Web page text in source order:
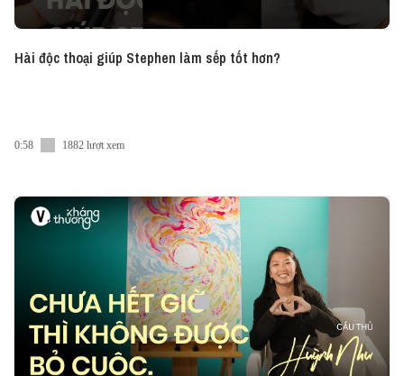
Hài độc thoại giúp Stephen làm sếp tốt hơn?
0:58 1882 lượt xem